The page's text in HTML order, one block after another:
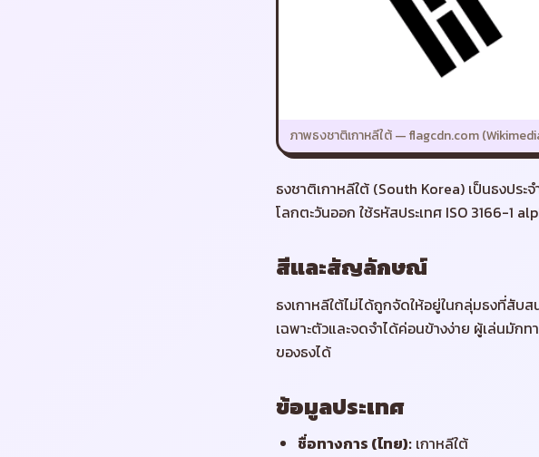
ภาพธงชาติเกาหลีใต้—flagcdn.com
ธงชาติเกาหลีใต้ (South Korea) เป็นธงประ
โลกตะวันออก ใช้รหัสประเทศ ISO 3166-
สีและสัญลักษณ์
ธงเกาหลีใต้ไม่ได้ถูกจัดให้อยู่ในกลุ่มธงที่สั
เฉพาะตัวและจดจำได้ค่อนข้างง่าย ผู้เล่นมัก
ของธงได้
ข้อมูลประเทศ
ชื่อทางการ (ไทย): เกาหลีใต้